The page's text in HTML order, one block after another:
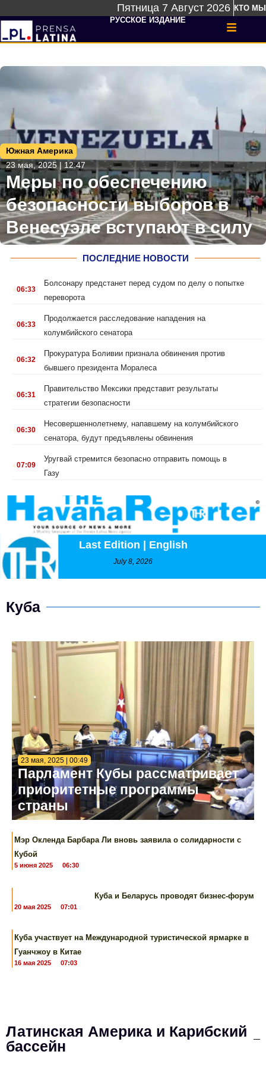
Пятница 7 Август 2026 КТО МЫ
РУССКОЕ ИЗДАНИЕ
Южная Америка
23 мая, 2025 | 12:47
Меры по обеспечению
безопасности выборов в
Венесуэле вступают в силу
ПОСЛЕДНИЕ НОВОСТИ
.06:33
Болсонару предстанет перед судом по делу о попытке
переворота
.06:33
Продолжается расследование нападения на
колумбийского сенатора
.06:32
Прокуратура Боливии признала обвинения против
бывшего президента Моралеса
.06:31
Правительство Мексики представит результаты
стратегии безопасности
.06:30
Несовершеннолетнему, напавшему на колумбийского
сенатора, будут предъявлены обвинения
.07:09
Уругвай стремится безопасно отправить помощь в
Газу
Last Edition | English
July 8, 2026
Куба
23 мая, 2025 | 00:49
Парламент Кубы рассматривает
приоритетные программы
страны
Мэр Окленда Барбара Ли вновь заявила о солидарности с
Кубой
5 июня 2025 06:30
Куба и Беларусь проводят бизнес-форум
20 мая 2025 07:01
Куба участвует ​​на Международной туристической ярмарке в
Гуанчжоу в Китае
16 мая 2025 07:03
Латинская Америка и Карибский
бассейн